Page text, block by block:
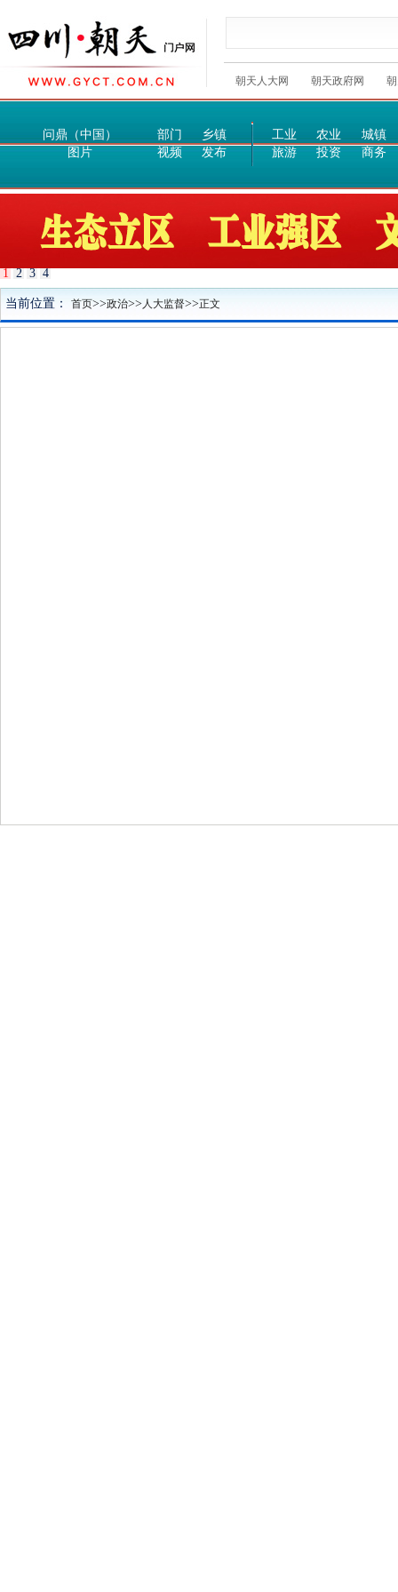
朝天人大网 朝天政府网
问鼎（中国） 部门
乡镇
图片
视频 发布
工业 农业
城镇
旅游
投资 商务
1 2 3 4
当前位置： 首页>>政治>>人大监督>>正文